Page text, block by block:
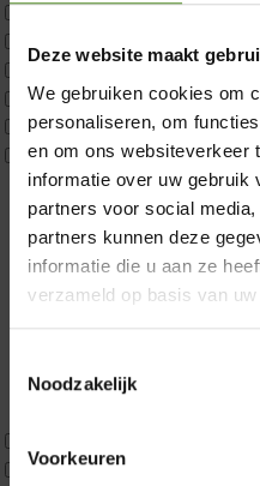
Deze website maakt
We gebruiken cookies om
personaliseren, om
en om ons websiteverkeer
informatie over uw gebruik
partners voor social
partners kunnen deze
informatie die u aan ze
verzameld op basis van
Noodzakelijk
Voorkeuren
p350 2 Pers
P650 25cm
P650 Twijfelaar
Toppers
Maatvoering
1 persoon
2 personen
2 personen split
Twijfelaar
Latex
Tweepersoons 1 kern